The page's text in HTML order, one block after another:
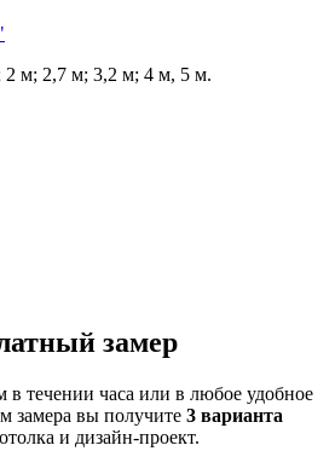
2 м; 2,7 м; 3,2 м; 4 м, 5 м.
замер
в течении часа или в любое удобное
замера вы получите 3 варианта
и дизайн-проект.